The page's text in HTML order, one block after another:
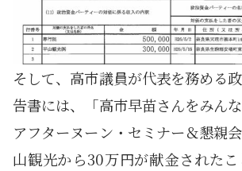
そして、高市議員が代表を務める
告書には、「高市早苗さんをみん
アフターヌーン・セミナー＆懇親
山観光から30万円が献金された